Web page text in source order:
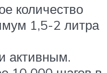
количество
1,5-2 литра
активным.